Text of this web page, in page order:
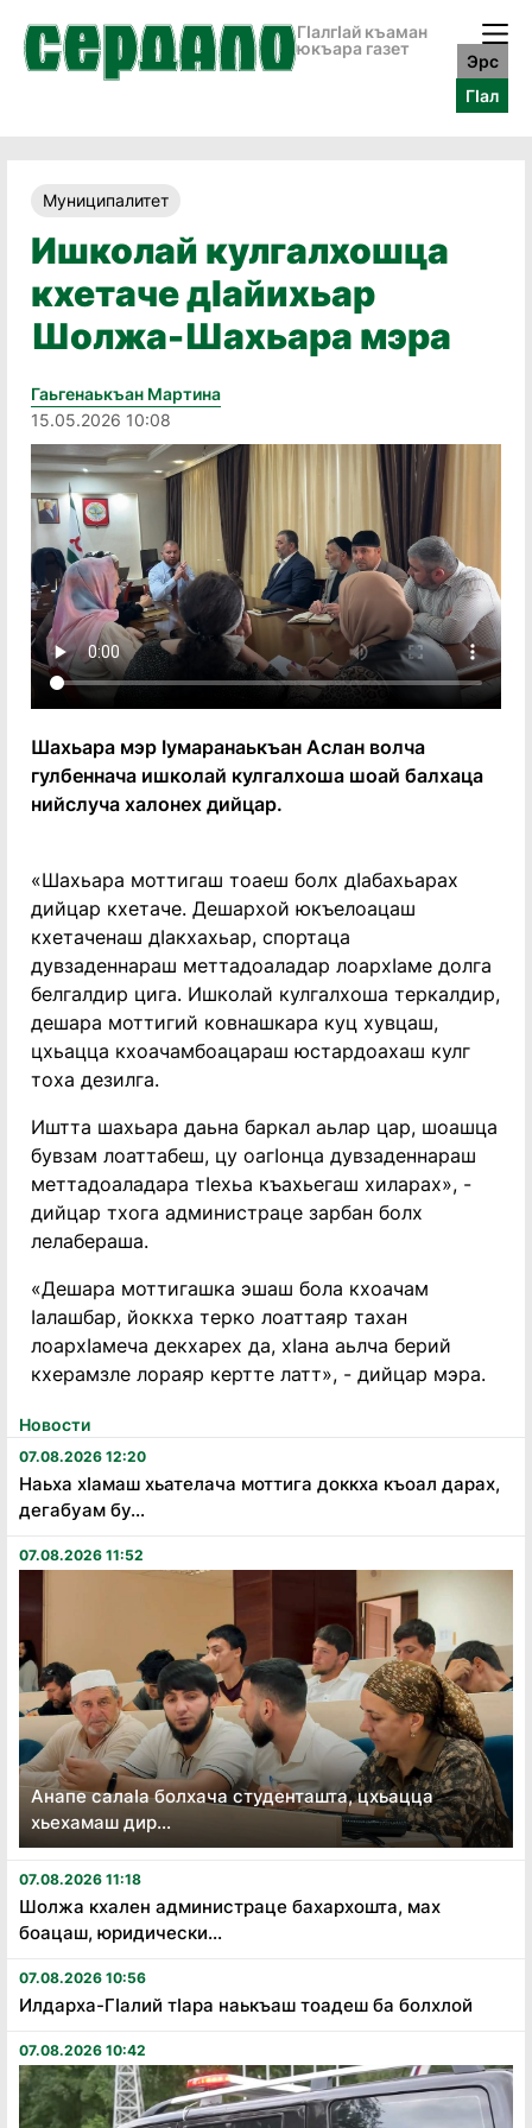
ГӀалгӀай къаман
юкъара газет
Эрс
ГӀал
Новости
07.08.2026 12:20
Наьха хӏамаш хьателача моттига доккха къоал дарах,
дегабуам бу...
07.08.2026 11:52
Анапе салаӏа болхача студенташта, цхьацца
хьехамаш дир...
07.08.2026 11:18
Шолжа кхален администраце бахархошта, мах
боацаш, юридически...
07.08.2026 10:56
Илдарха-Гӏалий тӏара наькъаш тоадеш ба болхлой
07.08.2026 10:42
Муниципалитет
Ишколай кулгалхошца
кхетаче дӏайихьар
Шолжа-Шахьара мэра
Гаьгенаькъан Мартина
15.05.2026 10:08
Шахьара мэр Ӏумаранаькъан Аслан волча
гулбеннача ишколай кулгалхоша шоай балхаца
нийслуча халонех дийцар.
«Шахьара моттигаш тоаеш болх дӏабахьарах
дийцар кхетаче. Дешархой юкъелоацаш
кхетаченаш дӏакхахьар, спортаца
дувзаденнараш меттадоаладар лоархӏаме долга
белгалдир цига. Ишколай кулгалхоша теркалдир,
дешара моттигий ковнашкара куц хувцаш,
цхьацца кхоачамбоацараш юстардоахаш кулг
тоха дезилга.
Иштта шахьара даьна баркал аьлар цар, шоашца
бувзам лоаттабеш, цу оагӏонца дувзаденнараш
меттадоаладара тӏехьа къахьегаш хиларах», -
дийцар тхога администраце зарбан болх
лелабераша.
«Дешара моттигашка эшаш бола кхоачам
ӏалашбар, йоккха терко лоаттаяр тахан
лоархӏамеча декхарех да, хӏана аьлча берий
кхерамзле лораяр кертте латт», - дийцар мэра.